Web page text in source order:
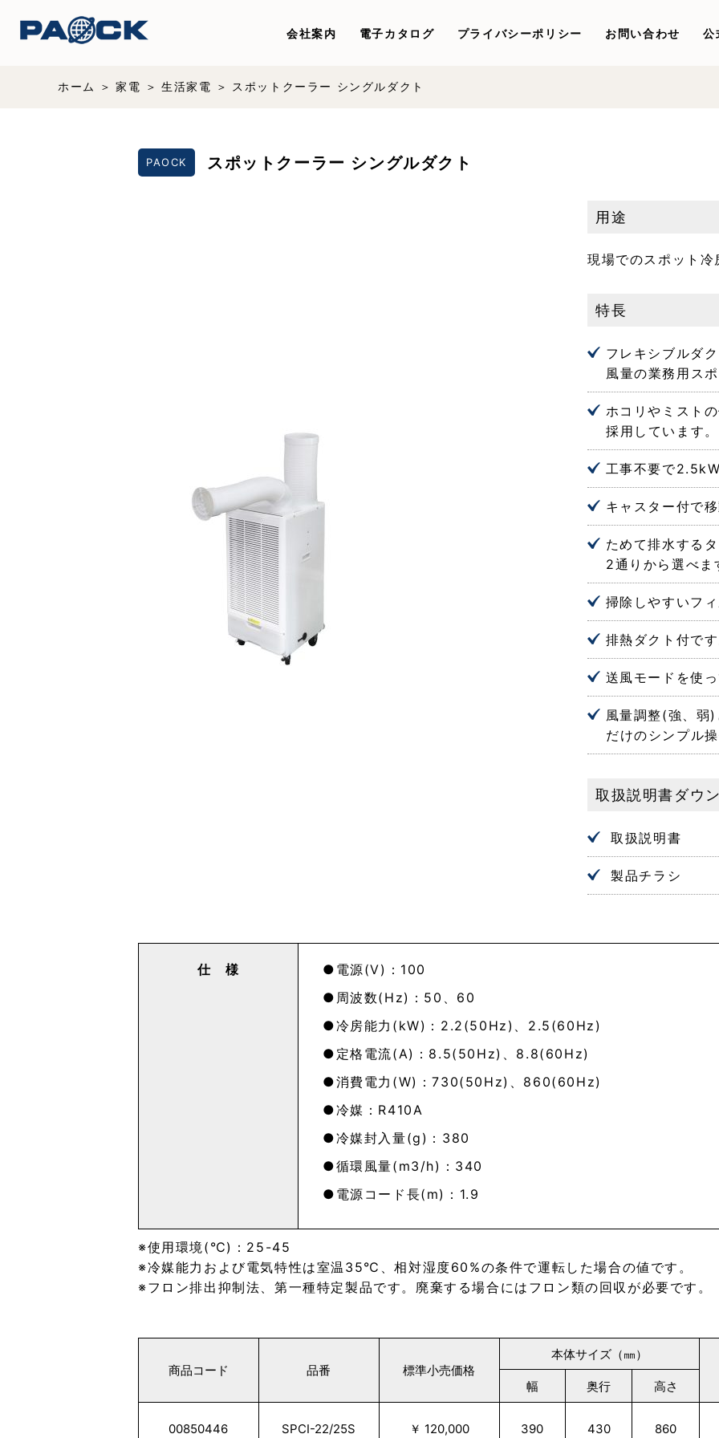
会社案内 電子カタログ プライバシーポリシー お問い合わせ 公
ホーム 家電 生活家電 スポットクーラー シングルダクト
PAOCK スポットクーラー シングルダクト
用途
現場でのスポット冷
特長
フレキシブルダ
風量の業務用ス
ホコリやミスト
採用しています。
工事不要で
キャスター付で移
ためて排水する
2通りから選べま
掃除しやすいフ
排熱ダクト付です
送風モードを使
風量調整(強、弱
だけのシンプル操
取扱説明書ダウ
取扱説明書
製品チラシ
仕 様
電源(V)：100
周波数(Hz)：50、60
冷房能力(kW)：2.2(50Hz)、2.5(60Hz)
定格電流(A)：8.5(50Hz)、8.8(60Hz)
消費電力(W)：730(50Hz)、860(60Hz)
冷媒：R410A
冷媒封入量(g)：380
循環風量(m3/h)：340
電源コード長(m)：1.9
使用環境(℃)：25-45
冷媒能力および電気特性は室温35℃、相対湿度60%の条件で運転した場合の値です。
フロン排出抑制法、第一種特定製品です。廃棄する場合にはフロン類の回収が必要です。
商品コード
00850446
品番
SPCI-22/25S
標準小売価格
￥ 120,000
本体サイズ（㎜）
幅 奥行 高さ
390 430 860